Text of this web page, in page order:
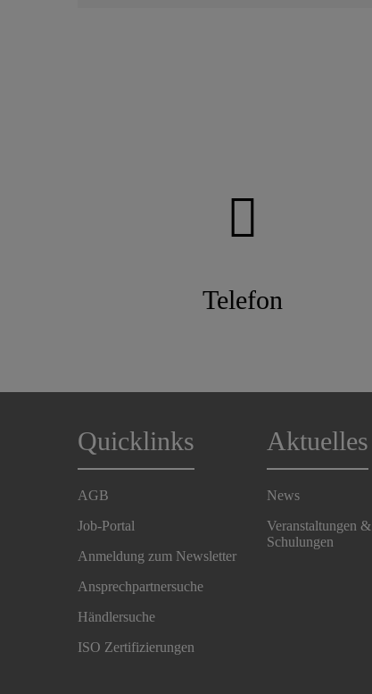
Telefon
Quicklinks
AGB
Job-Portal
Anmeldung zum Newsletter
Ansprechpartnersuche
Händlersuche
ISO Zertifizierungen
Aktuelles
News
Veranstaltungen &
Schulungen